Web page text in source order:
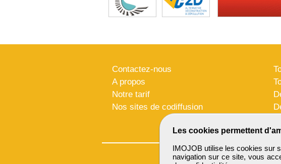
Les cookies permettent
IMOJOB utilise les cookies sur
navigation sur ce site, vous
Contactez-nous
A propos
Notre tarif
Nos sites de codiffusion